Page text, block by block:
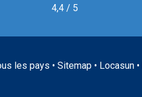
4,4 / 5
les pays • Sitemap• Locasun•